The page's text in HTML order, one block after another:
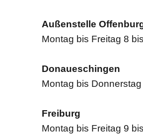
Außenstelle
Montag bis Freitag 8
Donaueschingen
Montag bis
Freiburg
Montag bis Freitag 9